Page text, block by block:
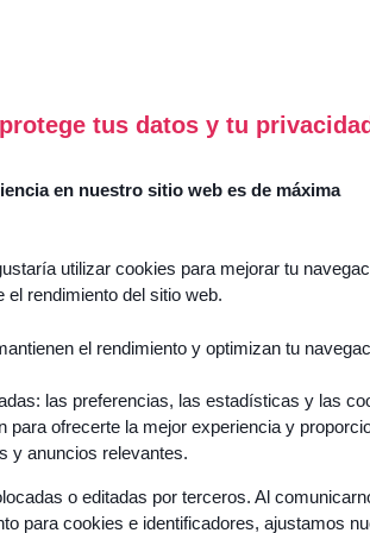
tus datos y tu
en nuestro sitio web es de máxima
utilizar cookies para mejorar tu
rendimiento del sitio web.
el rendimiento y optimizan tu
las preferencias, las estadísticas y las
para ofrecerte la mejor experiencia y
y anuncios relevantes.
o editadas por terceros. Al
para cookies e identificadores, ajustamos
answering users’ questions !
24/7.
users are in a self-help approach and
independent in the resolution of their
like ours can give a real boost of innovation
you can have access to the KPI of